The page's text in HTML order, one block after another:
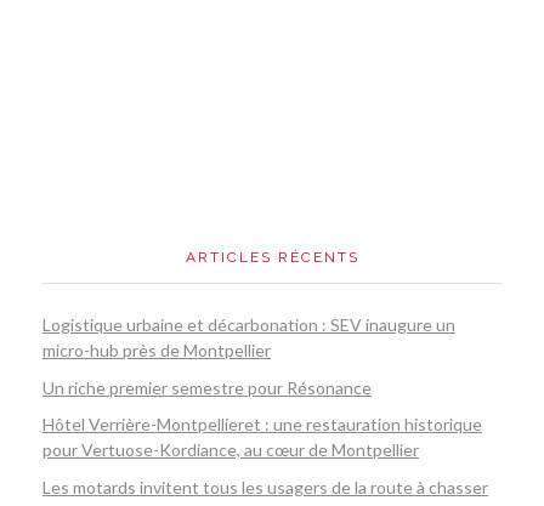
ARTICLES RÉCENTS
Logistique urbaine et décarbonation : SEV inaugure un
micro-hub près de Montpellier
Un riche premier semestre pour Résonance
Hôtel Verrière-Montpellieret : une restauration historique
pour Vertuose-Kordiance, au cœur de Montpellier
Les motards invitent tous les usagers de la route à chasser